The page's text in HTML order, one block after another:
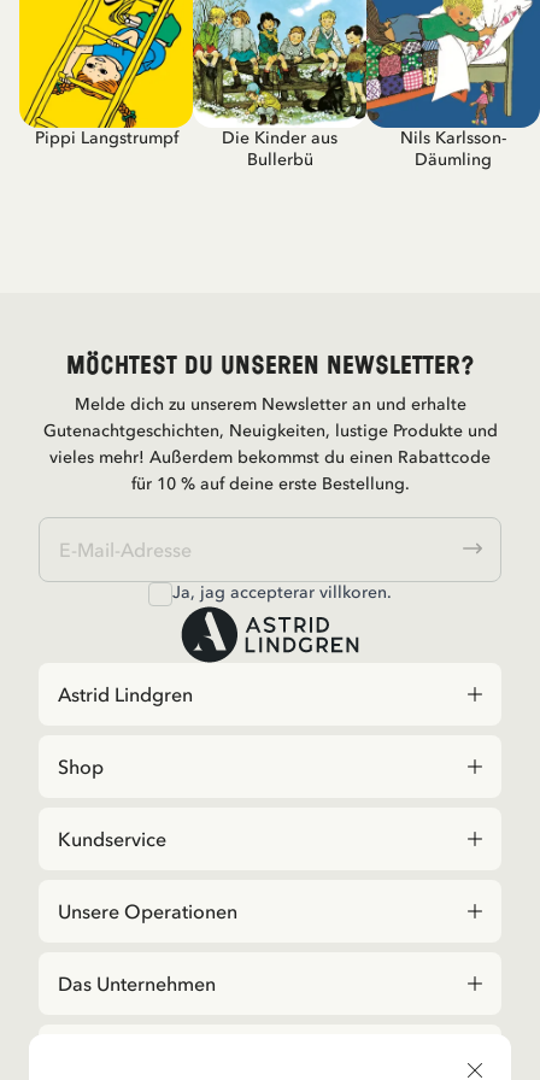
Pippi Langstrumpf
Die Kinder aus
Bullerbü
Nils Karlsson-
Däumling
Möchtest du unseren Newsletter?
Melde dich zu unserem Newsletter an und erhalte
Gutenachtgeschichten, Neuigkeiten, lustige Produkte und
vieles mehr! Außerdem bekommst du einen Rabattcode
für 10 % auf deine erste Bestellung.
Ja, jag accepterar villkoren.
Astrid Lindgren
Shop
Kundservice
Unsere Operationen
Das Unternehmen